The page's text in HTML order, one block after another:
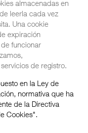
almacenadas en
leerla cada vez
Una cookie
expiración
funcionar
de registro.
en la Ley de
normativa que ha
de la Directiva
Cookies".